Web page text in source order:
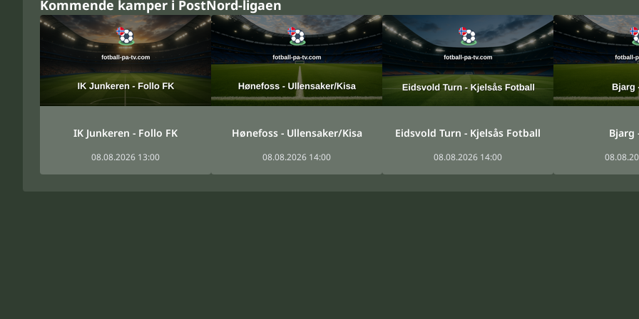
Kommende kamper i PostNord-ligaen
IK Junkeren - Follo FK
08.08.2026 13:00
Hønefoss - Ullensaker/Kisa
08.08.2026 14:00
Eidsvold Turn - Kjelsås Fotball
08.08.2026 14:00
Bjarg